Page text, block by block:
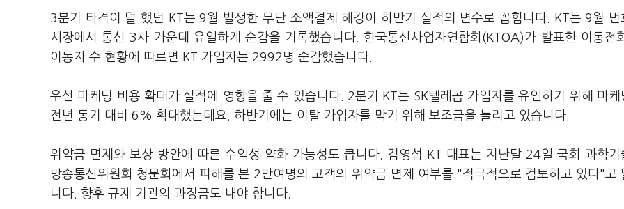
3분기 타격이 덜 했던 KT는 9월 발생한 무단 소액결제 해킹이 하반기 실적의 변수로 꼽힙니다. KT는 9월 번
시장에서 통신 3사 가운데 유일하게 순감을 기록했습니다. 한국통신사업자연합회(KTOA)가 발표한 이동전
이동자 수 현황에 따르면 KT 가입자는 2992명 순감했습니다.
우선 마케팅 비용 확대가 실적에 영향을 줄 수 있습니다. 2분기 KT는 SK텔레콤 가입자를 유인하기 위해 마케
전년 동기 대비 6% 확대했는데요. 하반기에는 이탈 가입자를 막기 위해 보조금을 늘리고 있습니다.
위약금 면제와 보상 방안에 따른 수익성 약화 가능성도 큽니다. 김영섭 KT 대표는 지난달 24일 국회 과학기
방송통신위원회 청문회에서 피해를 본 2만여명의 고객의 위약금 면제 여부를 "적극적으로 검토하고 있다"고
니다. 향후 규제 기관의 과징금도 내야 합니다.